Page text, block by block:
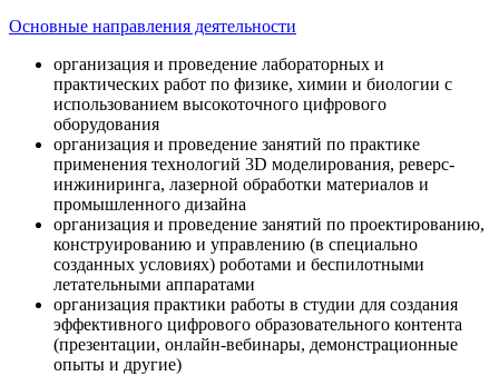
Основные направления деятельности
организация и проведение лабораторных и
практических работ по физике, химии и биологии с
использованием высокоточного цифрового
оборудования
организация и проведение занятий по практике
применения технологий 3D моделирования, реверс-
инжиниринга, лазерной обработки материалов и
промышленного дизайна
организация и проведение занятий по проектированию,
конструированию и управлению (в специально
созданных условиях) роботами и беспилотными
летательными аппаратами
организация практики работы в студии для создания
эффективного цифрового образовательного контента
(презентации, онлайн-вебинары, демонстрационные
опыты и другие)